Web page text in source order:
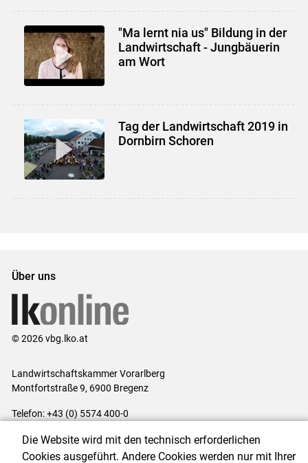
"Ma lernt nia us" Bildung in der
Landwirtschaft - Jungbäuerin
am Wort
Tag der Landwirtschaft 2019 in
Dornbirn Schoren
Über uns
© 2026 vbg.lko.at
Landwirtschaftskammer Vorarlberg
Montfortstraße 9, 6900 Bregenz
Telefon: +43 (0) 5574 400-0
Impressum|Kontakt|Datenschutzerklärung|Barrierefreiheit|
Die Website wird mit den technisch erforderlichen
Cookies ausgeführt. Andere Cookies werden nur mit Ihrer